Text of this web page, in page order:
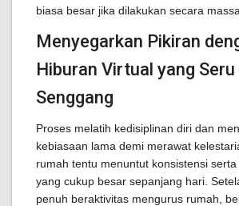
biasa besar jika dilakukan secara
Menyegarkan Pikiran
Hiburan Virtual yang Seru
Senggang
Proses melatih kedisiplinan diri dan
kebiasaan lama demi merawat
rumah tentu menuntut konsistensi
yang cukup besar sepanjang hari.
penuh beraktivitas mengurus rumah,